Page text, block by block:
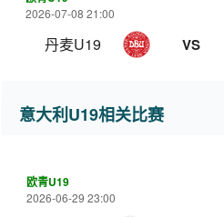
2026-07-08 21:00
丹麦U19 VS
意大利U19相关比赛
欧青U19
2026-06-29 23:00